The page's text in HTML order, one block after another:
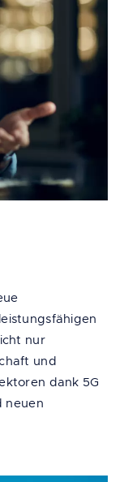
nur
und
dank 5G
neuen